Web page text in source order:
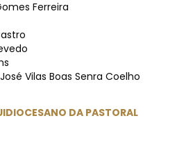
Ferreira
Vilas Boas Senra Coelho
DA PASTORAL